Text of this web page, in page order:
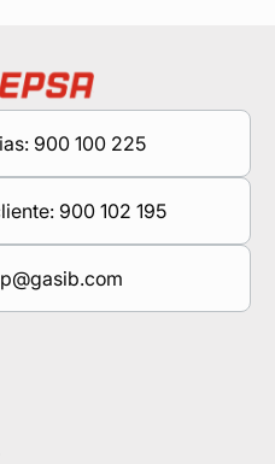
900 100 225
900 102 195